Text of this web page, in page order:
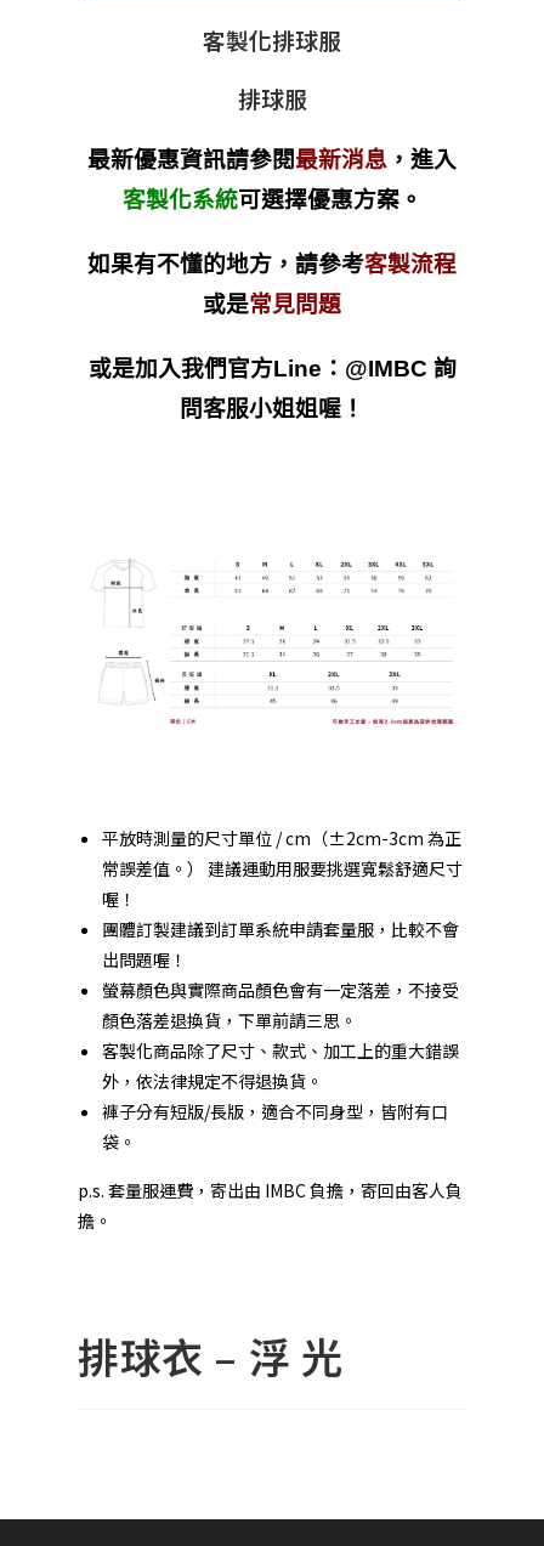
客製化排球服
排球服
最新優惠資訊請參閱最新消息 ，進入
客製化系統可選擇優惠方案。
如果有不懂的地方，請參考客製流程
或是常見問題
或是加入我們官方Line：@IMBC 詢
問客服小姐姐喔！
平放時測量的尺寸單位 / cm（±2cm-3cm 為正
常誤差值。） 建議運動用服要挑選寬鬆舒適尺寸
喔！
團體訂製建議到訂單系統申請套量服，比較不會
出問題喔！
螢幕顏色與實際商品顏色會有一定落差，不接受
顏色落差退換貨，下單前請三思。
客製化商品除了尺寸、款式、加工上的重大錯誤
外，依法律規定不得退換貨。
褲子分有短版/長版，適合不同身型，皆附有口
袋。
p.s. 套量服運費，寄出由 IMBC 負擔，寄回由客人負
擔。
排球衣 – 浮 光